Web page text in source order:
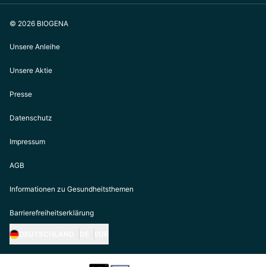
© 2026 BIOGENA
Unsere Anleihe
Unsere Aktie
Presse
Datenschutz
Impressum
AGB
Informationen zu Gesundheitsthemen
Barrierefreiheitserklärung
https://biogena.com/de-at